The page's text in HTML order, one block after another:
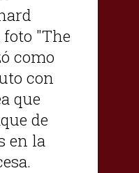
"The
como
con
que
de
en la